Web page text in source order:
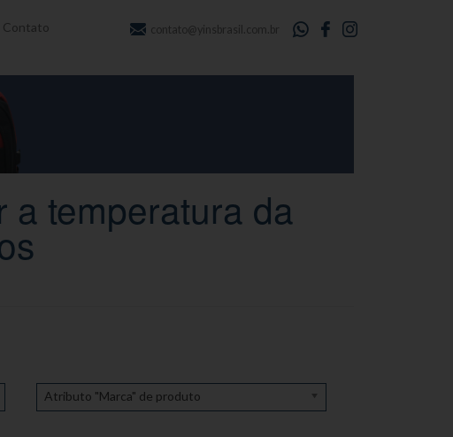
Contato contato@yinsbrasil.com.br
a temperatura da
Atributo "Marca" de produto